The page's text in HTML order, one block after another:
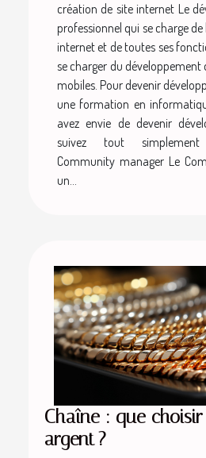
création de site internet Le
professionnel qui se charge
internet et de toutes ses
se charger du
mobiles. Pour devenir
une formation en
avez envie de devenir
suivez tout
Community manager Le
un...
Chaîne : que
argent ?